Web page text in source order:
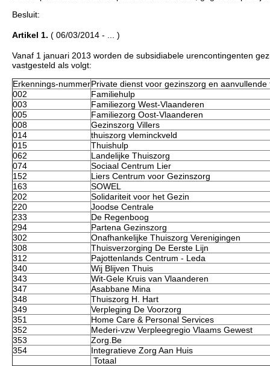
Besluit:
Artikel 1. ( 06/03/2014 - ... )
Vanaf 1 januari 2013 worden de subsidiabele urencontingenten
vastgesteld als volgt:
Erkennings-nummerPrivate dienst voor gezinszorg en aanvullende
002
Familiehulp
003
Familiezorg West-Vlaanderen
005
Familiezorg Oost-Vlaanderen
008
Gezinszorg Villers
014
thuiszorg vleminckveld
015
Thuishulp
062
Landelijke Thuiszorg
074
Sociaal Centrum Lier
152
Liers Centrum voor Gezinszorg
163
SOWEL
202
Solidariteit voor het Gezin
220
Joodse Centrale
233
De Regenboog
294
Partena Gezinszorg
302
Onafhankelijke Thuiszorg Verenigingen
308
Thuisverzorging De Eerste Lijn
312
Pajottenlands Centrum - Leda
340
Wij Blijven Thuis
343
Wit-Gele Kruis van Vlaanderen
347
Asabbane Mina
348
Thuiszorg H. Hart
349
Verpleging De Voorzorg
351
Home Care & Personal Services
352
Mederi-vzw Verpleegregio Vlaams Gewest
353
Zorg.Be
354
Integratieve Zorg Aan Huis
Totaal